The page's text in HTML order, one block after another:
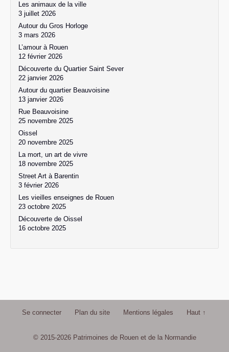
Les animaux de la ville
3 juillet 2026
Autour du Gros Horloge
3 mars 2026
L’amour à Rouen
12 février 2026
Découverte du Quartier Saint Sever
22 janvier 2026
Autour du quartier Beauvoisine
13 janvier 2026
Rue Beauvoisine
25 novembre 2025
Oissel
20 novembre 2025
La mort, un art de vivre
18 novembre 2025
Street Art à Barentin
3 février 2026
Les vieilles enseignes de Rouen
23 octobre 2025
Découverte de Oissel
16 octobre 2025
Se connecter Plan du site Mentions légales Haut ↑
© 2015-2026 Patrimoines de Rouen et de la Normandie